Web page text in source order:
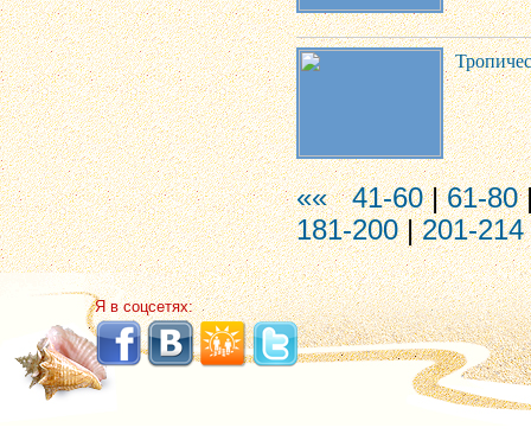
«« 41-60|61-80
181-200|201-214
Я в соцсетях: